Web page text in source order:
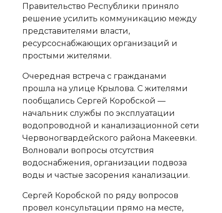
Правительство Республики приняло
решение усилить коммуникацию между
представителями власти,
ресурсоснабжающих организаций и
простыми жителями.
Очередная встреча с гражданами
прошла на улице Крылова. С жителями
пообщались Сергей Коробской —
начальник службы по эксплуатации
водопроводной и канализационной сети
Червоногвардейского района Макеевки.
Волновали вопросы отсутствия
водоснабжения, организации подвоза
воды и частые засорения канализации.
Сергей Коробской по ряду вопросов
провел консультации прямо на месте,